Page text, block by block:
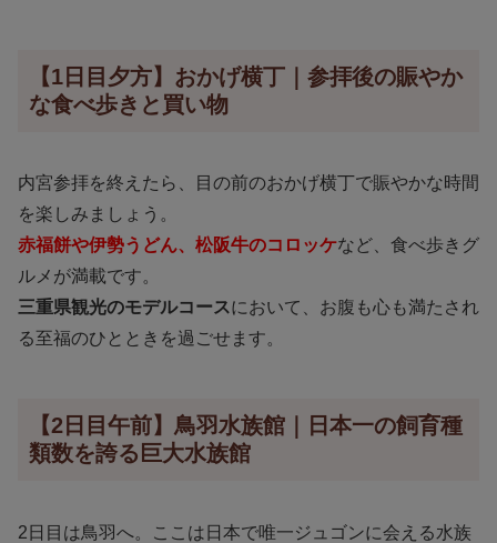
【1日目夕方】おかげ横丁｜参拝後の賑やか
な食べ歩きと買い物
内宮参拝を終えたら、目の前のおかげ横丁で賑やかな時間
を楽しみましょう。
赤福餅や伊勢うどん、松阪牛のコロッケなど、食べ歩きグ
ルメが満載です。
三重県観光のモデルコースにおいて、お腹も心も満たされ
る至福のひとときを過ごせます。
【2日目午前】鳥羽水族館｜日本一の飼育種
類数を誇る巨大水族館
2日目は鳥羽へ。ここは日本で唯一ジュゴンに会える水族